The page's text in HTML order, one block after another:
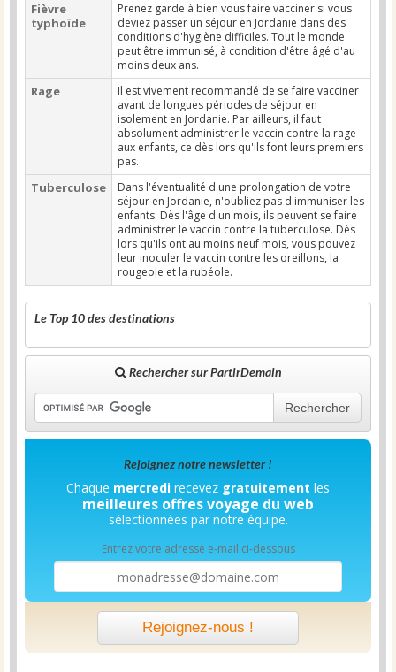
Fièvre
typhoïde
Prenez garde à bien vous faire vacciner si vous
deviez passer un séjour en Jordanie dans des
conditions d'hygiène difficiles. Tout le monde
peut être immunisé, à condition d'être âgé d'au
moins deux ans.
Rage
Il est vivement recommandé de se faire vacciner
avant de longues périodes de séjour en
isolement en Jordanie. Par ailleurs, il faut
absolument administrer le vaccin contre la rage
aux enfants, ce dès lors qu'ils font leurs premiers
pas.
Tuberculose
Dans l'éventualité d'une prolongation de votre
séjour en Jordanie, n'oubliez pas d'immuniser les
enfants. Dès l'âge d'un mois, ils peuvent se faire
administrer le vaccin contre la tuberculose. Dès
lors qu'ils ont au moins neuf mois, vous pouvez
leur inoculer le vaccin contre les oreillons, la
rougeole et la rubéole.
Le Top 10 des destinations
Rechercher sur PartirDemain
Rechercher
Rejoignez notre newsletter !
Chaque mercredi recevez gratuitement les
meilleures offres voyage du web
sélectionnées par notre équipe.
Entrez votre adresse e-mail ci-dessous
Rejoignez-nous !